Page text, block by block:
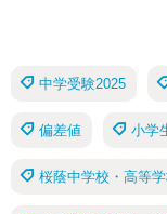
中学受験2025
偏差値 小学
桜蔭中学校・高等